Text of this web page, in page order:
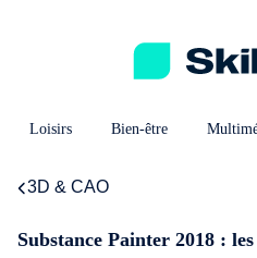
Loisirs Bien-être
3D & CAO
Substance Painter 2018 :